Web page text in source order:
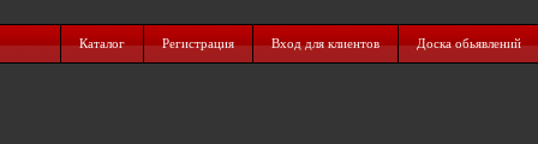
Каталог Регистрация Вход для клиентов Доска обьявлений